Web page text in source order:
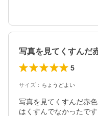
5
サイズ ： ちょうどよい
写真を見てくすんだ赤
はくすんでなかったです